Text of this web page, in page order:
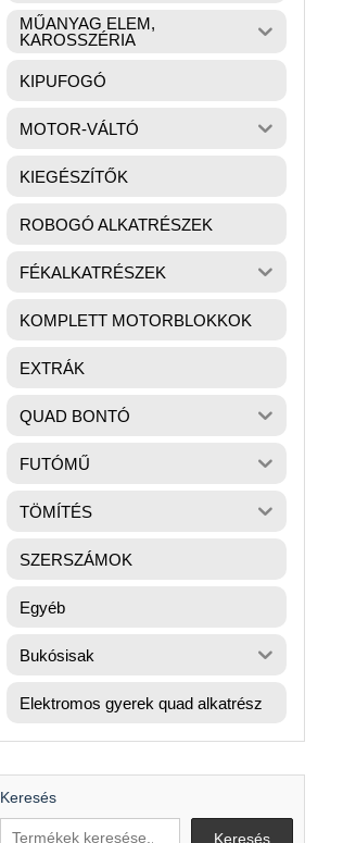
MŰANYAG ELEM,
KAROSSZÉRIA
KIPUFOGÓ
MOTOR-VÁLTÓ
KIEGÉSZÍTŐK
ROBOGÓ ALKATRÉSZEK
FÉKALKATRÉSZEK
KOMPLETT MOTORBLOKKOK
EXTRÁK
QUAD BONTÓ
FUTÓMŰ
TÖMÍTÉS
SZERSZÁMOK
Egyéb
Bukósisak
Elektromos gyerek quad alkatrész
Keresés
Keresés